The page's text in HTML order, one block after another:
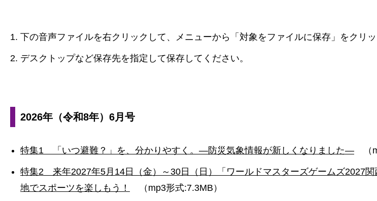
下の音声ファイルを右クリックして、メニューから「対象をファイルに保存」をクリッ
デスクトップなど保存先を指定して保存してください。
2026年（令和8年）6月号
特集1 「いつ避難？」を、分かりやすく。―防災気象情報が新しくなりました― （
特集2 来年2027年5月14日（金）～30日（日）「ワールドマスターズゲームズ2027関
地でスポーツを楽しもう！
（mp3形式:7.3MB）